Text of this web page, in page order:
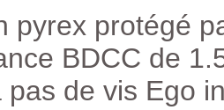
pyrex protégé
BDCC de
pas de vis Ego